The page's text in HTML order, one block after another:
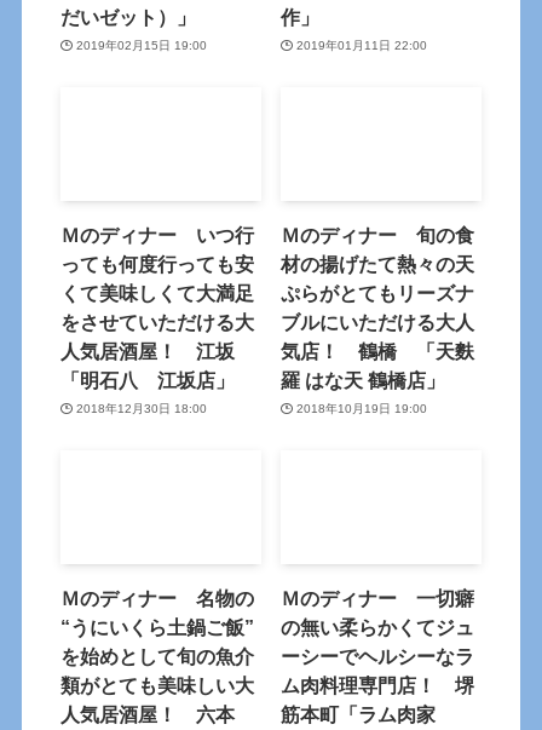
だいゼット）」
2019年02月15日 19:00
作」
2019年01月11日 22:00
Ｍのディナー いつ行
っても何度行っても安
くて美味しくて大満足
をさせていただける大
人気居酒屋！ 江坂
「明石八 江坂店」
2018年12月30日 18:00
Ｍのディナー 旬の食
材の揚げたて熱々の天
ぷらがとてもリーズナ
ブルにいただける大人
気店！ 鶴橋 「天麩
羅 はな天 鶴橋店」
2018年10月19日 19:00
Ｍのディナー 名物の
“うにいくら土鍋ご飯”
を始めとして旬の魚介
類がとても美味しい大
人気居酒屋！ 六本
Ｍのディナー 一切癖
の無い柔らかくてジュ
ーシーでヘルシーなラ
ム肉料理専門店！ 堺
筋本町「ラム肉家